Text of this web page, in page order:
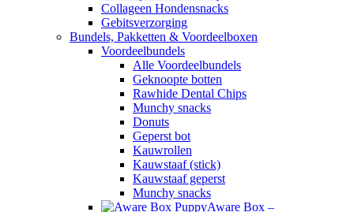
Collageen Hondensnacks
Gebitsverzorging
Bundels, Pakketten & Voordeelboxen
Voordeelbundels
Alle Voordeelbundels
Geknoopte botten
Rawhide Dental Chips
Munchy snacks
Donuts
Geperst bot
Kauwrollen
Kauwstaaf (stick)
Kauwstaaf geperst
Munchy snacks
Aware Box –